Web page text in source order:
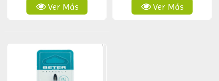
Ver Más Ver Más